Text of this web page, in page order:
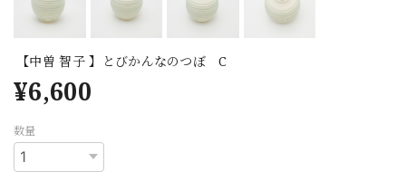
【中曽 智子 】とびかんなのつぼ C
¥6,600
数量